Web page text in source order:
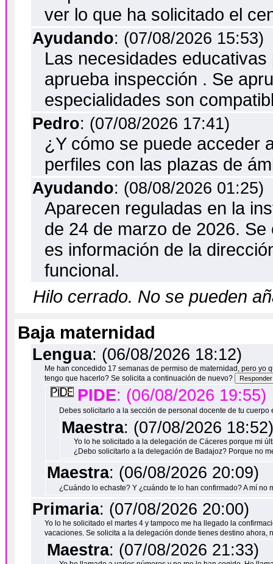
ver lo que ha solicitado el
Ayudando: (07/08/2026 15:53)
Las necesidades
aprueba inspección . Se
especialidades son
Pedro: (07/08/2026 17:41)
¿Y cómo se puede acceder
perfiles con las plazas de
Ayudando: (08/08/2026 01:25)
Aparecen reguladas en la
de 24 de marzo de 2026.
es información de la
funcional.
Hilo cerrado. No se pueden
Baja maternidad
Lengua: (06/08/2026 18:12)
Me han concedido 17 semanas de permiso de maternidad, pero
tengo que hacerlo? Se solicita a continuación de nuevo?
PIDE: (06/08/2026 19:55)
Debes solicitarlo a la sección de personal docente de tu
Maestra: (07/08/2026 18:52)
Yo lo he solicitado a la delegación de Cáceres porque mi
¿Debo solicitarlo a la delegación de Badajoz? Porque no
Maestra: (06/08/2026 20:09)
¿Cuándo lo echaste? Y ¿cuándo te lo han confirmado? A mí
Primaria: (07/08/2026 20:00)
Yo lo he solicitado el martes 4 y tampoco me ha llegado la
vacaciones. Se solicita a la delegación donde tienes destino ahora,
Maestra: (07/08/2026 21:33)